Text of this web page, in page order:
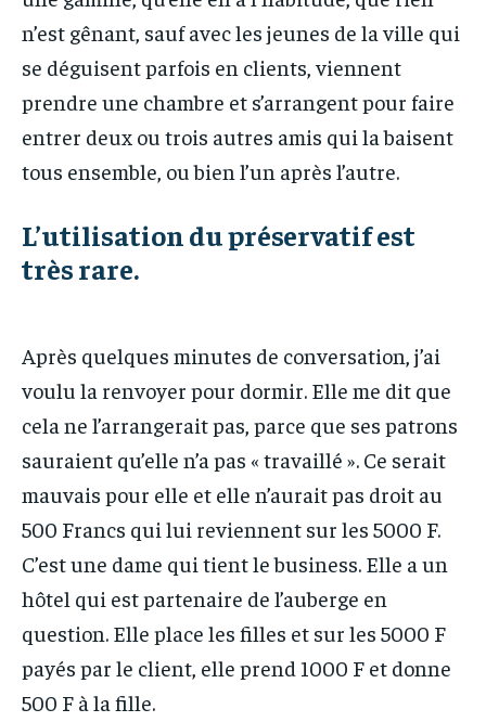
n’est gênant, sauf avec les jeunes de la ville qui
se déguisent parfois en clients, viennent
prendre une chambre et s’arrangent pour faire
entrer deux ou trois autres amis qui la baisent
tous ensemble, ou bien l’un après l’autre.
L’utilisation du préservatif est
très rare.
Après quelques minutes de conversation, j’ai
voulu la renvoyer pour dormir. Elle me dit que
cela ne l’arrangerait pas, parce que ses patrons
sauraient qu’elle n’a pas « travaillé ». Ce serait
mauvais pour elle et elle n’aurait pas droit au
500 Francs qui lui reviennent sur les 5000 F.
C’est une dame qui tient le business. Elle a un
hôtel qui est partenaire de l’auberge en
question. Elle place les filles et sur les 5000 F
payés par le client, elle prend 1000 F et donne
500 F à la fille.